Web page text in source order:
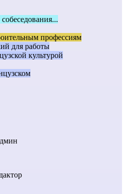
профессиям
для работы
культурой